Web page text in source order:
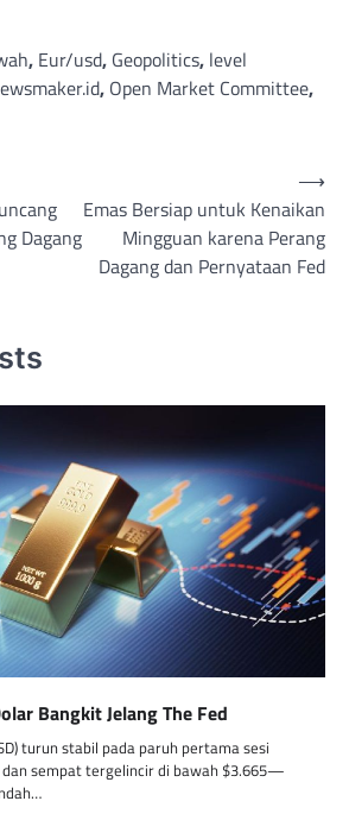
, Eur/usd, Geopolitics, level
, Open Market Committee,
Dagang
Emas Bersiap untuk Kenaikan
Mingguan karena Perang
Dagang dan Pernyataan Fed
⟶
Bangkit Jelang The Fed
turun stabil pada paruh pertama sesi
dan sempat tergelincir di bawah $3.665—